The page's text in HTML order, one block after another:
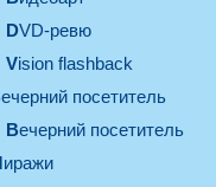
DVD-ревю
Vision flashback
вечерний посетитель
вечерний посетитель
миражи